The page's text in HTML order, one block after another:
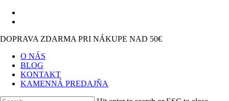
Skip
content
DOPRAVA ZDARMA PRI NÁKUPE NAD 50€
O NÁS
BLOG
KONTAKT
KAMENNÁ PREDAJŇA